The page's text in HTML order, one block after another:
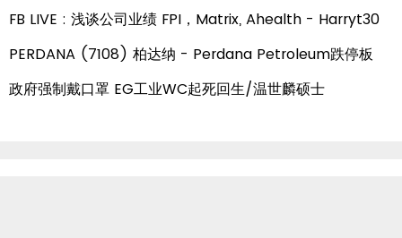
FB LIVE : 浅谈公司业绩 FPI，Matrix, Ahealth - Harryt30
PERDANA (7108) 柏达纳 - Perdana Petroleum跌停板
政府强制戴口罩 EG工业WC起死回生/温世麟硕士